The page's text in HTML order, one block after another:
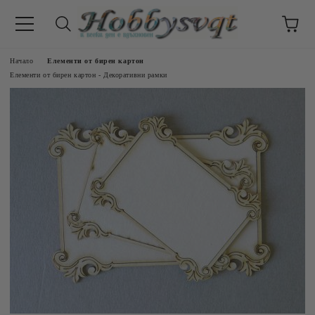
Начало
Елементи от бирен картон
Елементи от бирен картон - Декоративни рамки